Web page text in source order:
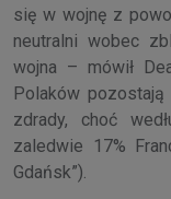
się w wojnę z
neutralni wobec
wojna – mówił
Polaków
zdrady, choć
zaledwie 17%
Gdańsk”).